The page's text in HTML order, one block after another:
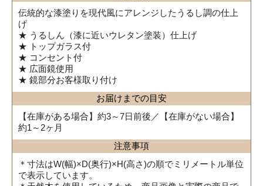
伝統的な漆塗りを現代風にアレンジしたうるし調の仕上
げ
★ うるしん（漆に近いウレタン塗装）仕上げ
★ トップガラス付
★ コンセント付
★ 広面鏡使用
★ 鏡部分お客様取り付け
お届けまでの目安
【在庫がある場合】約3～7日前後／【在庫がない場合】
約1～2ヶ月
注意事項
＊寸法はW(幅)×D(奥行)×H(高さ)の順でミリメートル単位
で表示しています。